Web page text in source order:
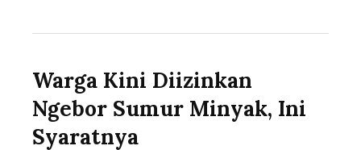
Warga Kini Diizinkan
Ngebor Sumur Minyak, Ini
Syaratnya